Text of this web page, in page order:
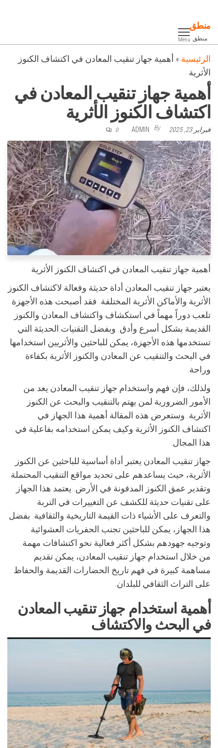
content
منطق
منطق Menu
الرئيسية » أهمية جهاز تنقيب المعادن في اكتشاف الكنوز
الأثرية
أهمية جهاز تنقيب المعادن في
اكتشاف الكنوز الأثرية
فبراير 23, 2025 By
ADMIN
0
أهمية جهاز تنقيب المعادن في اكتشاف الكنوز الأثرية
يعتبر جهاز تنقيب المعادن أداة حديثة وفعالة لاكتشاف الكنوز
الأثرية والأماكن الأثرية المختلفة. فقد أصبحت هذه الأجهزة
تلعب دوراً مهماً في استكشاف واكتشاف المعادن والكنوز
القديمة بشكل أسرع وأدق. وبفضل التقنيات الحديثة التي
تستخدمها هذه الأجهزة، يمكن للباحثين والأثريين استخدامها
في البحث والتنقيب عن المعادن والكنوز الأثرية بكفاءة
وراحة.
ولذلك، فإن فهم واستخدام جهاز تنقيب المعادن يعد من
الأمور الضرورية لمن يهتم بالتنقيب والبحث عن الكنوز
الأثرية. وستعرض هذه المقالة أهمية هذا الجهاز في
اكتشاف الكنوز الأثرية وكيف يمكن استخدامه بفاعلية في
هذا المجال.
جهاز تنقيب المعادن يعتبر أداة أساسية للباحثين عن الكنوز
الأثرية، حيث يساعدهم على تحديد مواقع التنقيب المحتملة
وتقدير عمق الكنوز المدفونة في الأرض. يعتمد هذا الجهاز
على تقنيات حديثة للكشف عن التغييرات في التربة
والتعرف على الأشياء ذات القيمة التاريخية والثقافية. بفضل
هذا الجهاز، يمكن للباحثين تجنب الحفريات العشوائية
وتوجيه جهودهم بشكل أكثر فعالية نحو اكتشافات مهمة.
من خلال استخدام جهاز تنقيب المعادن، يمكن تقديم
مساهمة كبيرة في فهم تاريخ الحضارات القديمة والحفاظ
على التراث الثقافي للبلدان.
أهمية استخدام جهاز تنقيب المعادن
في البحث والاكتشاف